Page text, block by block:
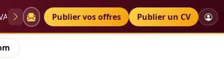
Diplômes Petites annonces
Publier vos offres Publier un CV